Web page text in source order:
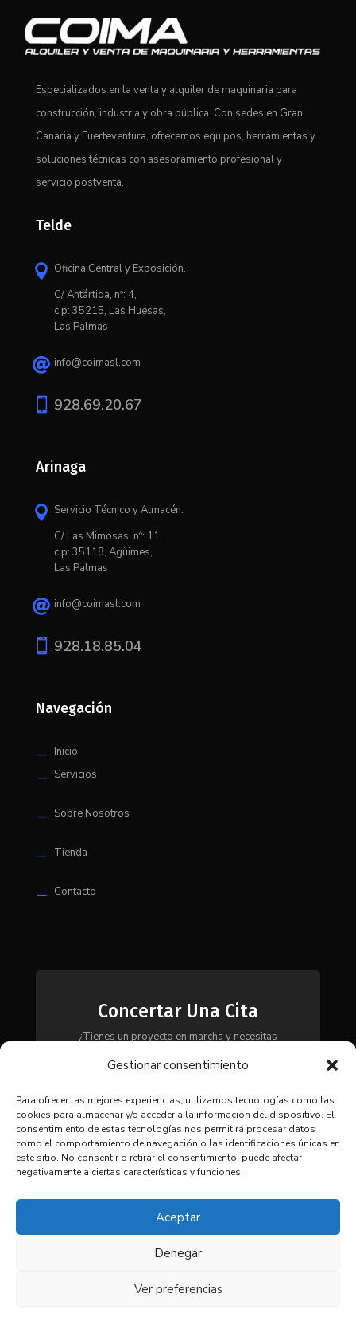
Gestionar consentimiento
Para ofrecer las mejores experiencias, utilizamos tecnologías como las
cookies para almacenar y/o acceder a la información del dispositivo. El
consentimiento de estas tecnologías nos permitirá procesar datos
como el comportamiento de navegación o las identificaciones únicas en
este sitio. No consentir o retirar el consentimiento, puede afectar
negativamente a ciertas características y funciones.
Aceptar
Denegar
Ver preferencias
Especializados en la venta y alquiler de maquinaria para
construcción, industria y obra pública. Con sedes en Gran
Canaria y Fuerteventura, ofrecemos equipos, herramientas y
soluciones técnicas con asesoramiento profesional y
servicio postventa.
Telde
 Oficina Central y Exposición.
C/ Antártida, nº: 4,
c.p: 35215, Las Huesas,
Las Palmas
 info@coimasl.com
 928.69.20.67
Arinaga
 Servicio Técnico y Almacén.
C/ Las Mimosas, nº: 11,
c.p: 35118, Agüimes,
Las Palmas
 info@coimasl.com
 928.18.85.04
Navegación
K Inicio
K Servicios
K Sobre Nosotros
K Tienda
K Contacto
Concertar Una Cita
¿Tienes un proyecto en marcha y necesitas
contacto con nosotros y te asesoraremos para
necesidades.
CONTACTAR
© 2025 Coima SL. Todos los
derechos reservados. |Aviso